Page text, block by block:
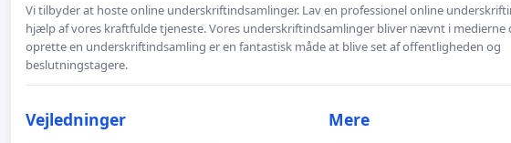
Vi tilbyder at hoste online underskriftindsamlinger. Lav en professionel online
hjælp af vores kraftfulde tjeneste. Vores underskriftindsamlinger bliver nævnt i medierne
oprette en underskriftindsamling er en fantastisk måde at blive set af offentligheden og
beslutningstagere.
Vejledninger Mere